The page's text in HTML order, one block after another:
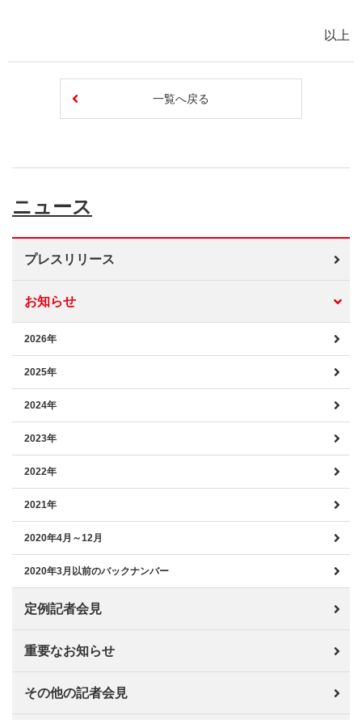
以上
一覧へ戻る
ニュース
プレスリリース
お知らせ
2026年
2025年
2024年
2023年
2022年
2021年
2020年4月～12月
2020年3月以前のバックナンバー
定例記者会見
重要なお知らせ
その他の記者会見